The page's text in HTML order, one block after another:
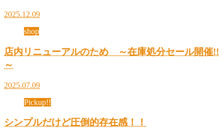
2025.12.09
shop
店内リニューアルのため ～在庫処分セール開催!!
～
2025.07.09
Pickup!!
シンプルだけど圧倒的存在感！！